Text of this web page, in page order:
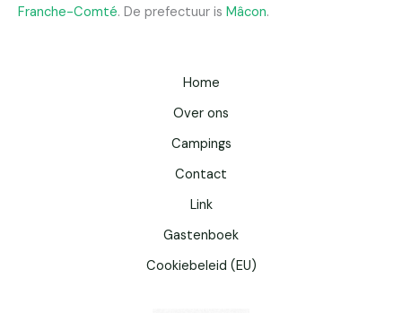
Franche-Comté. De prefectuur is Mâcon.
Home
Over ons
Campings
Contact
Link
Gastenboek
Cookiebeleid (EU)